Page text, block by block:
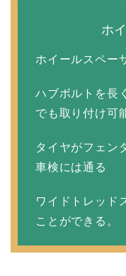
ホ
ホイールスペー
ハブボルトを長
でも取り付け可
タイヤがフェン
車検には通る
ワイドトレッド
ことができる。